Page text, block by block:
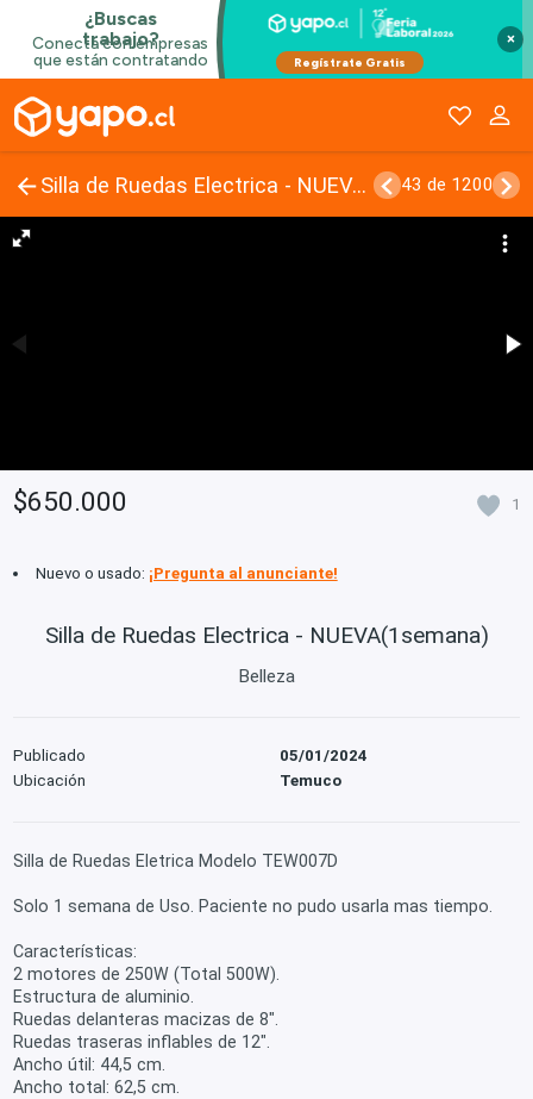
×
Silla de Ruedas Electrica - NUEVA(1semana) 43 de 1200
$650.000 1
Nuevo o usado: ¡Pregunta al anunciante!
Silla de Ruedas Electrica - NUEVA(1semana)
Belleza
Publicado
05/01/2024
Ubicación
Temuco
Silla de Ruedas Eletrica Modelo TEW007D
Solo 1 semana de Uso. Paciente no pudo usarla mas tiempo.
Características:
2 motores de 250W (Total 500W).
Estructura de aluminio.
Ruedas delanteras macizas de 8″.
Ruedas traseras inflables de 12″.
Ancho útil: 44,5 cm.
Ancho total: 62,5 cm.